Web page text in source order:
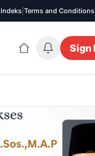
Indeks Terms and Conditions
Sign